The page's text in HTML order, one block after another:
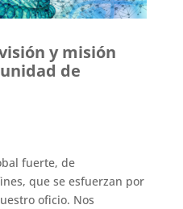
y misión
de
fuerte, de
que se esfuerzan por
oficio. Nos